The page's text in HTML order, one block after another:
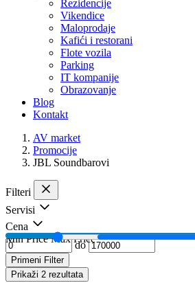
Rezidencije
Vikendice
Maloprodaje
Kafići i restorani
Flote vozila
Parking
IT kompanije
Obrazovanje
Blog
Kontakt
AV market
Promocije
JBL Soundbarovi
Filteri
Servisi
Cena
Min Price Max Price
do
Primeni Filter
Prikaži 2 rezultata